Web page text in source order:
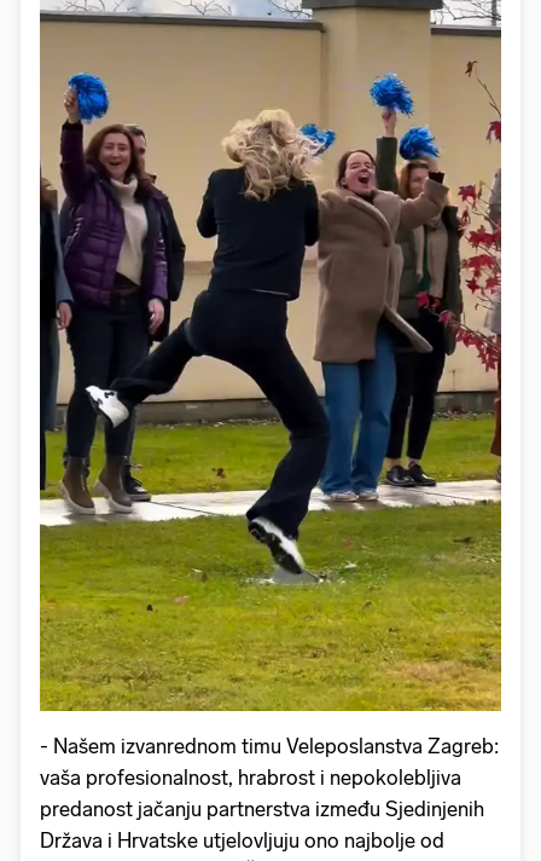
- Našem izvanrednom timu Veleposlanstva Zagreb:
vaša profesionalnost, hrabrost i nepokolebljiva
predanost jačanju partnerstva između Sjedinjenih
Država i Hrvatske utjelovljuju ono najbolje od